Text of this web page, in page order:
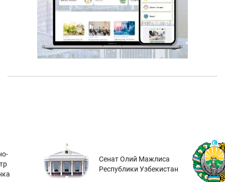
Сенат Олий Мажлиса
Республики Узбекистан